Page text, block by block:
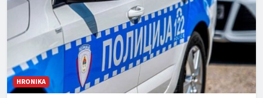
HRONIKA